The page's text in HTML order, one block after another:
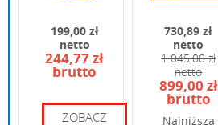
Wpisz kod widoczny na obrazku:
199,00 zł
netto
244,77 zł
brutto
ZOBACZ
730,89 zł
netto
1 045,00 zł
netto
899,00 zł
brutto
Najniższa